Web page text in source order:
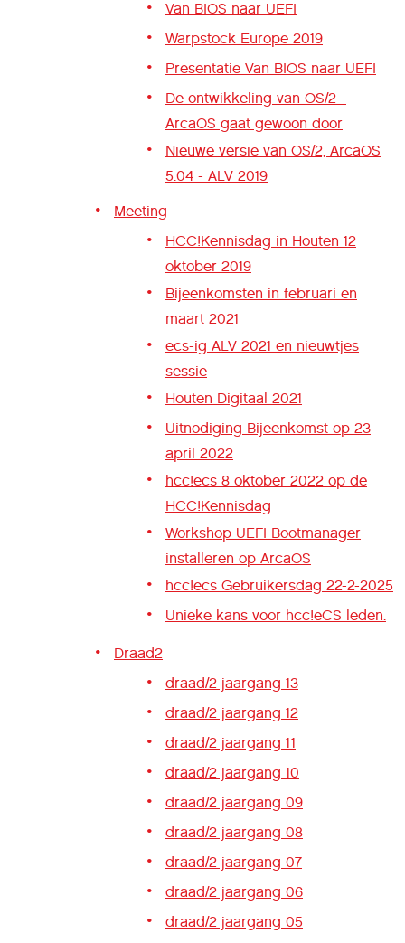
Van BIOS naar UEFI
Warpstock Europe 2019
Presentatie Van BIOS naar UEFI
De ontwikkeling van OS/2 -
ArcaOS gaat gewoon door
Nieuwe versie van OS/2, ArcaOS
5.04 - ALV 2019
Meeting
HCC!Kennisdag in Houten 12
oktober 2019
Bijeenkomsten in februari en
maart 2021
ecs-ig ALV 2021 en nieuwtjes
sessie
Houten Digitaal 2021
Uitnodiging Bijeenkomst op 23
april 2022
hcc!ecs 8 oktober 2022 op de
HCC!Kennisdag
Workshop UEFI Bootmanager
installeren op ArcaOS
hcc!ecs Gebruikersdag 22-2-2025
Unieke kans voor hcc!eCS leden.
Draad2
draad/2 jaargang 13
draad/2 jaargang 12
draad/2 jaargang 11
draad/2 jaargang 10
draad/2 jaargang 09
draad/2 jaargang 08
draad/2 jaargang 07
draad/2 jaargang 06
draad/2 jaargang 05